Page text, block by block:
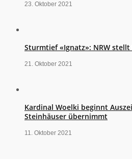
23. Oktober 2021
Sturmtief «Ignatz»: NRW
21. Oktober 2021
Kardinal Woelki beginnt
Steinhäuser übernimmt
11. Oktober 2021